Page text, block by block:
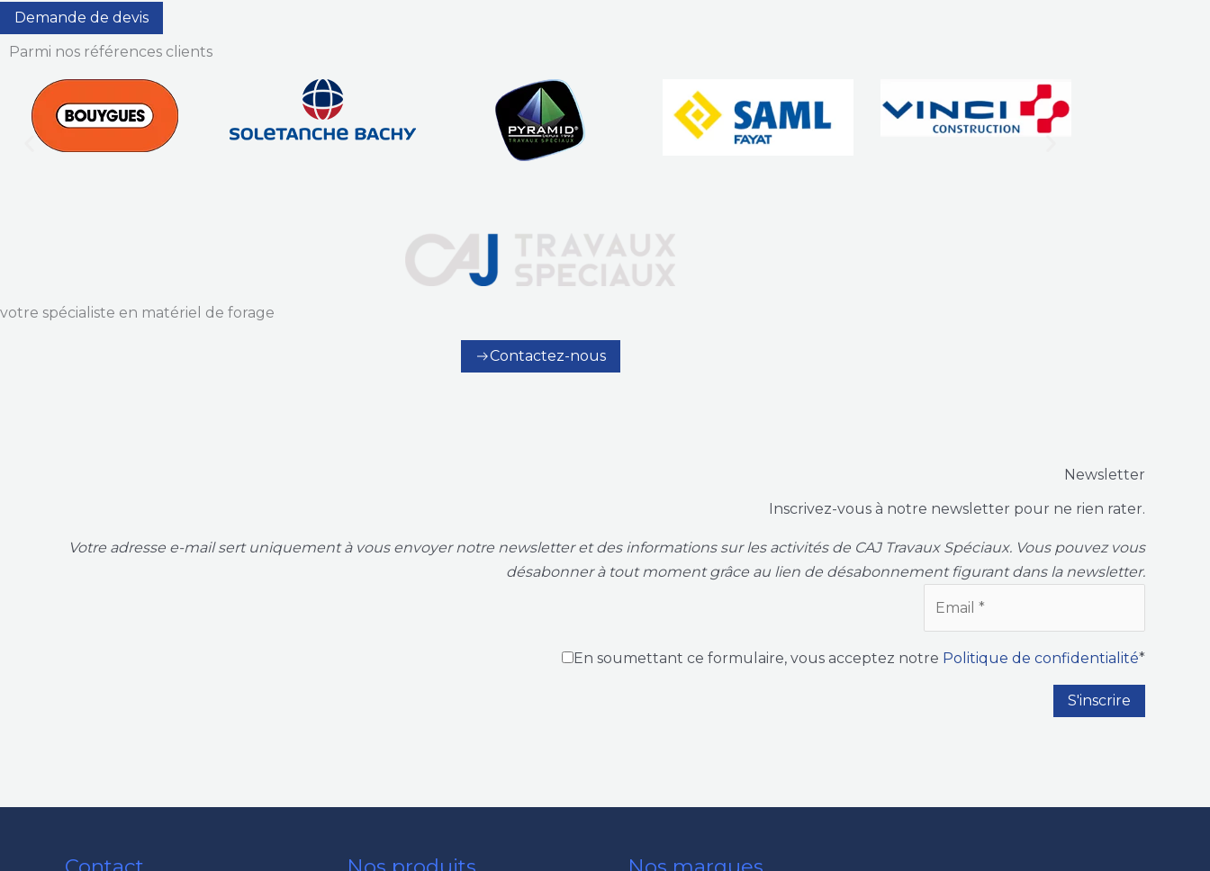
Demande de devis
Parmi nos références clients
votre spécialiste en matériel de forage
Contactez-nous
Newsletter
Inscrivez-vous à notre newsletter pour ne rien rater.
Votre adresse e-mail sert uniquement à vous envoyer notre newsletter et des informations sur les activités de CAJ Travaux Spéciaux. Vous pouvez vous
désabonner à tout moment grâce au lien de désabonnement figurant dans la newsletter.
En soumettant ce formulaire, vous acceptez notre Politique de confidentialité*